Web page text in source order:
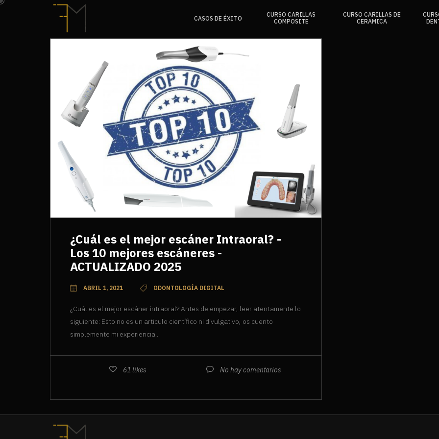
CASOS DE ÉXITO
CURSO CARILLAS
COMPOSITE
CURSO CARILLAS DE
CERAMICA
¿Cuál es el mejor escáner Intraoral? -
Los 10 mejores escáneres -
ACTUALIZADO 2025
ABRIL 1, 2021 ODONTOLOGÍA DIGITAL
¿Cuál es el mejor escáner intraoral? Antes de empezar, leer atentamente lo
siguiente: Esto no es un articulo científico ni divulgativo, os cuento
simplemente mi experiencia...
61likes No hay comentarios